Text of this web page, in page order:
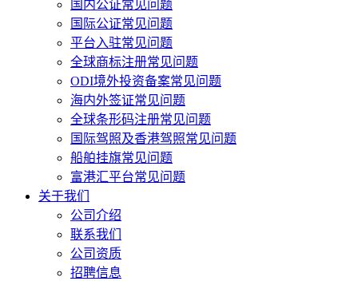
国内公证常见问题
国际公证常见问题
平台入驻常见问题
全球商标注册常见问题
ODI境外投资备案常见问题
海内外签证常见问题
全球条形码注册常见问题
国际驾照及香港驾照常见问题
船舶挂旗常见问题
富港汇平台常见问题
关于我们
公司介绍
联系我们
公司资质
招聘信息